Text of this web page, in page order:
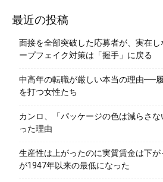
最近の投稿
面接を全部突破した応募者が、実在
ープフェイク対策は「握手」に戻る
中高年の転職が厳しい本当の理由──
を打つ女性たち
カンロ、「パッケージの色は減らさ
った理由
生産性は上がったのに実質賃金は下
が1947年以来の最低になった